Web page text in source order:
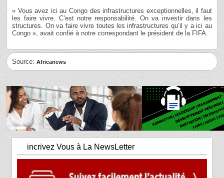
« Vous avez ici au Congo des infrastructures exceptionnelles, il faut
les faire vivre. C’est notre responsabilité. On va investir dans les
structures. On va faire vivre toutes les infrastructures qu’il y a ici au
Congo », avait confié à notre correspondant le président de la FIFA.
Source:Africanews
incrivez Vous à La NewsLetter